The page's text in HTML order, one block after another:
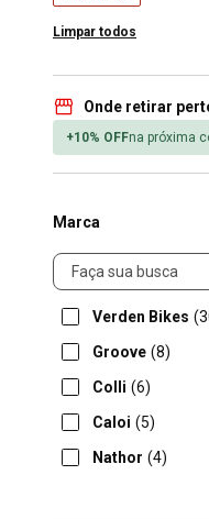
Limpar todos
Onde retirar
+10% OFFna próxima
Marca
Marca
Verden Bikes
Groove (8)
Colli (6)
Caloi (5)
Nathor (4)